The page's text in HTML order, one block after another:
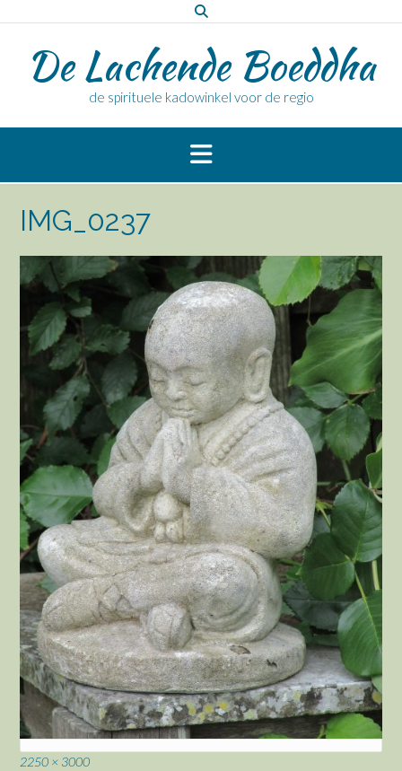
naar
inhoudDe Lachende Boeddha
de spirituele kadowinkel voor de regio
IMG_0237
Volledige
2250 × 3000